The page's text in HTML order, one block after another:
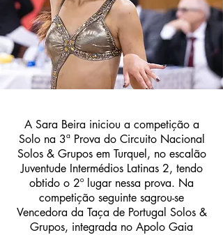
A Sara Beira iniciou a competição a
Solo na 3ª Prova do Circuito Nacional
Solos & Grupos em Turquel, no escalão
Juventude Intermédios Latinas 2, tendo
obtido o 2º lugar nessa prova. Na
competição seguinte sagrou-se
Vencedora da Taça de Portugal Solos &
Grupos, integrada no Apolo Gaia